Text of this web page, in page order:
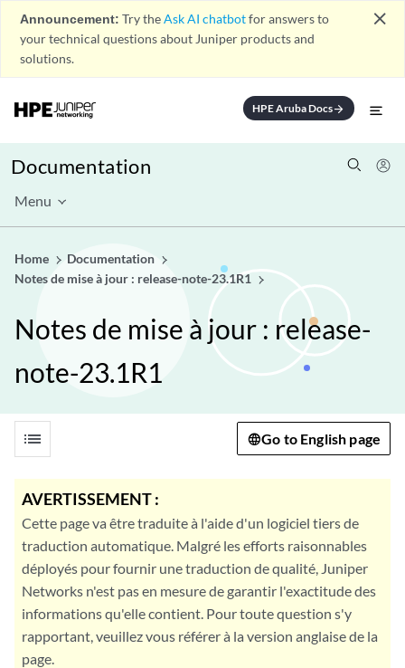
Announcement: Try theAsk AI chatbotfor answers to
your technical questions about Juniper products and
solutions.
close
HPE Aruba Docsarrow_forward
Documentation
Menu
Home
Documentation
Notes de mise à jour : release-note-23.1R1
Notes de mise à jour : release-
note-23.1R1
list Go to English page
AVERTISSEMENT :
Cette page va être traduite à l'aide d'un logiciel tiers de
traduction automatique. Malgré les efforts raisonnables
déployés pour fournir une traduction de qualité, Juniper
Networks n'est pas en mesure de garantir l'exactitude des
informations qu'elle contient. Pour toute question s'y
rapportant, veuillez vous référer à la version anglaise de la
page.